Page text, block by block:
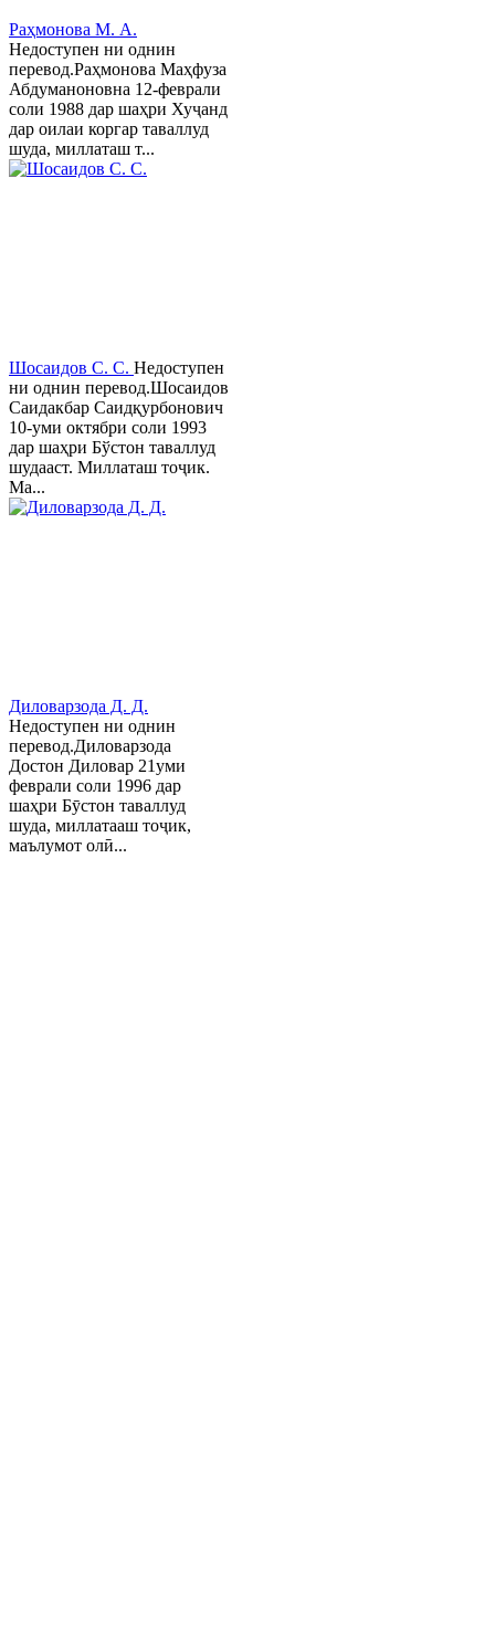
Раҳмонова М. А.
Недоступен ни однин
перевод.Раҳмонова Маҳфуза
Абдуманоновна 12-феврали
соли 1988 дар шаҳри Хуҷанд
дар оилаи коргар таваллуд
шуда, миллаташ т...
Шосаидов С. С. Недоступен
ни однин перевод.Шосаидов
Саидакбар Саидқурбонович
10-уми октябри соли 1993
дар шаҳри Бўстон таваллуд
шудааст. Миллаташ тоҷик.
Ма...
Диловарзода Д. Д.
Недоступен ни однин
перевод.Диловарзода
Достон Диловар 21уми
феврали соли 1996 дар
шаҳри Бӯстон таваллуд
шуда, миллатааш тоҷик,
маълумот олӣ...